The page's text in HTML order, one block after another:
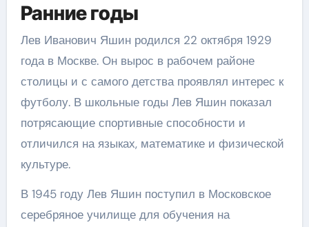
Ранние годы
Лев Иванович Яшин родился 22 октября 1929
года в Москве. Он вырос в рабочем районе
столицы и с самого детства проявлял интерес к
футболу. В школьные годы Лев Яшин показал
потрясающие спортивные способности и
отличился на языках, математике и физической
культуре.
В 1945 году Лев Яшин поступил в Московское
серебряное училище для обучения на